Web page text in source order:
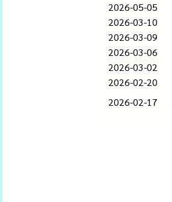
2026-05-05
2026-03-10
2026-03-09
2026-03-06
2026-03-02
2026-02-20
2026-02-17